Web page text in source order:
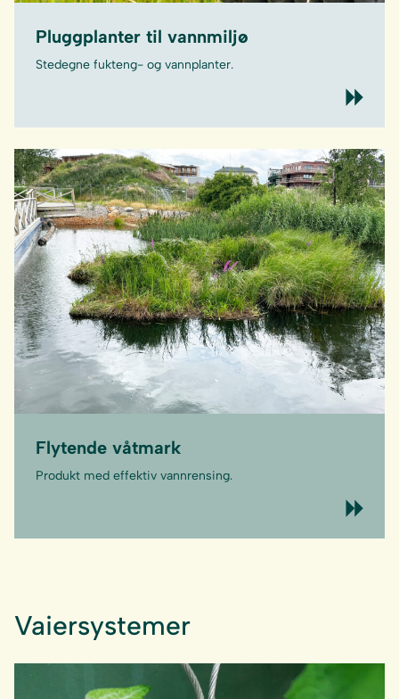
Pluggplanter til vannmiljø
Stedegne fukteng- og vannplanter.
Flytende våtmark
Produkt med effektiv vannrensing.
Vaiersystemer